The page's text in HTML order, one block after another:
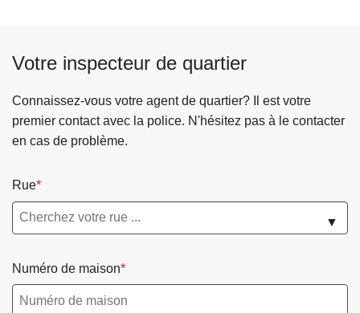
Votre inspecteur de quartier
Connaissez-vous votre agent de quartier? Il est votre
premier contact avec la police. N'hésitez pas à le contacter
en cas de problème.
Rue
▼
Numéro de maison